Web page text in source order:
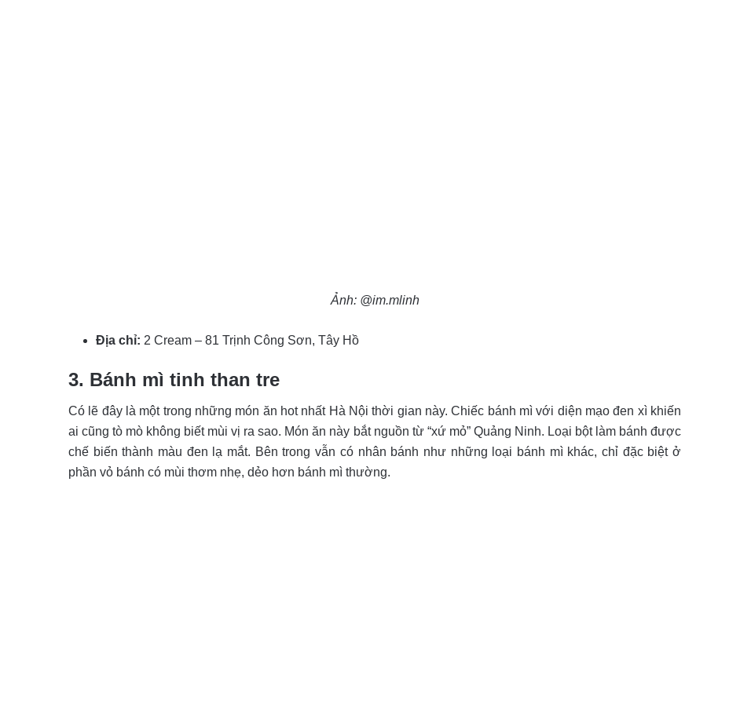
Ảnh: @im.mlinh
Địa chỉ: 2 Cream – 81 Trịnh Công Sơn, Tây Hồ
3. Bánh mì tinh than tre
Có lẽ đây là một trong những món ăn hot nhất Hà Nội thời gian này. Chiếc bánh mì với diện mạo đen xì khiến
ai cũng tò mò không biết mùi vị ra sao. Món ăn này bắt nguồn từ “xứ mỏ” Quảng Ninh. Loại bột làm bánh được
chế biến thành màu đen lạ mắt. Bên trong vẫn có nhân bánh như những loại bánh mì khác, chỉ đặc biệt ở
phần vỏ bánh có mùi thơm nhẹ, dẻo hơn bánh mì thường.